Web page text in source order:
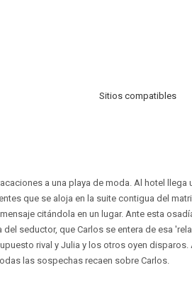
Sitios compatibles
a una playa de moda. Al hotel llega
que se aloja en la suite contigua del
citándola en un lugar. Ante esta
seductor, que Carlos se entera de esa
rival y Julia y los otros oyen disparos.
las sospechas recaen sobre Carlos.